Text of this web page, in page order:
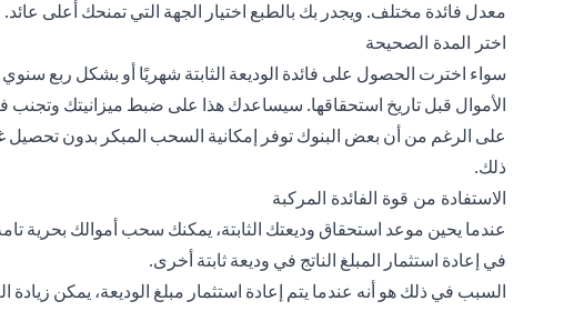
معدل فائدة مختلف. ويجدر بك بالطبع اختيار الجهة التي تمنحك أعلى عائد.
اختر المدة الصحيحة
سواء اخترت الحصول على فائدة الوديعة الثابتة شهريًا أو بشكل ربع
الأموال قبل تاريخ استحقاقها. سيساعدك هذا على ضبط ميزانيتك
على الرغم من أن بعض البنوك توفر إمكانية السحب المبكر بدون تحصيل
ذلك.
الاستفادة من قوة الفائدة المركبة
عندما يحين موعد استحقاق وديعتك الثابتة، يمكنك سحب أموالك بحرية
في إعادة استثمار المبلغ الناتج في وديعة ثابتة أخرى.
السبب في ذلك هو أنه عندما يتم إعادة استثمار مبلغ الوديعة، يمكن زيادة